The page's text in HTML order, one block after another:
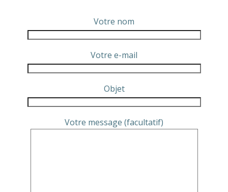
au
contenu
Votre nom
Votre e-mail
Objet
Votre message (facultatif)